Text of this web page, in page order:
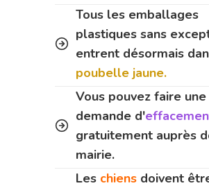
Tous les emballages
plastiques sans
entrent désormais
poubelle jaune.
Vous pouvez faire une
demande d'
gratuitement auprès
mairie.
Les chiens doivent